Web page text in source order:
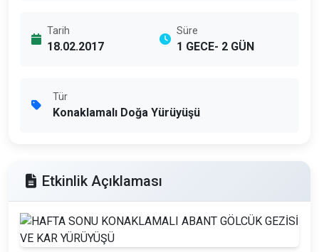
Tarih
18.02.2017
Süre
1 GECE- 2 GÜN
Tür
Konaklamalı Doğa Yürüyüşü
Etkinlik Açıklaması